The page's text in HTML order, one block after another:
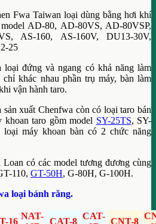
Fwa Taiwan loại dùng bằng hơi khí
AD-80, AD-80VS, AD-80VSP,
AS-160, AS-160V, DU13-30V,
25
đứng và ngang có khả năng làm
khác nhau phần trụ máy, bàn làm
vận hành taro.
xuất Chenfwa còn có loại taro bán
taro gồm model SY-25TS, SY-
máy khoan bàn có 2 chức năng
có các model tương đương cùng
110, GT-50H, G-80H, G-100H.
loại bánh răng.
16
NAT-
CAT-8
CAT-
CNT-8